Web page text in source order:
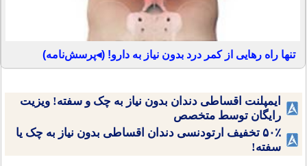
تنها راه رهایی از کمر درد بدون نیاز به دارو! (◂پرسش‌نامه)
ایمپلنت اقساطی دندان بدون نیاز به چک و سفته! ویزیت
رایگان توسط متخصص
۵۰٪ تخفیف ارتودنسی دندان اقساطی بدون نیاز به چک یا
سفته!